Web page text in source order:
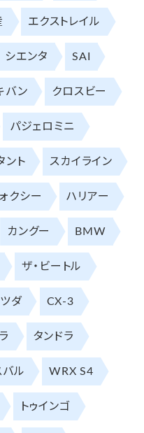
エクストレイル
シエンタ SAI
バン クロスビー
パジェロミニ
ント スカイライン
クシー ハリアー
カングー BMW
ザ・ビートル
ダ CX-3
タンドラ
バル WRX S4
トゥインゴ